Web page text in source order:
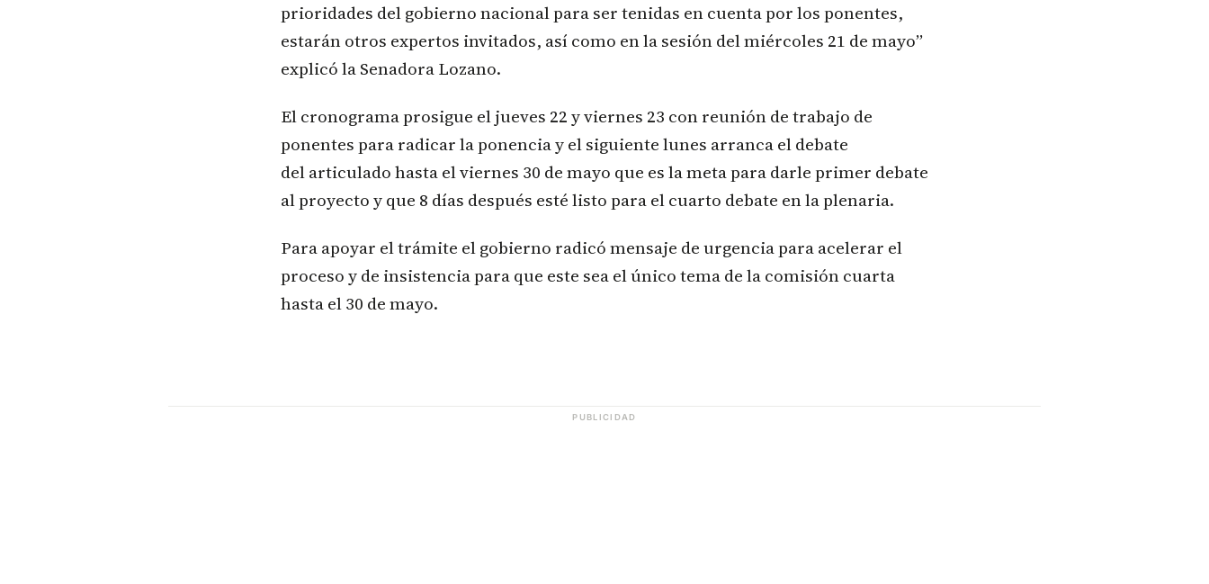
prioridades del gobierno nacional para ser tenidas en cuenta por los ponentes,
estarán otros expertos invitados, así como en la sesión del miércoles 21 de mayo”
explicó la Senadora Lozano.
El cronograma prosigue el jueves 22 y viernes 23 con reunión de trabajo de
ponentes para radicar la ponencia y el siguiente lunes arranca el debate
del articulado hasta el viernes 30 de mayo que es la meta para darle primer debate
al proyecto y que 8 días después esté listo para el cuarto debate en la plenaria.
Para apoyar el trámite el gobierno radicó mensaje de urgencia para acelerar el
proceso y de insistencia para que este sea el único tema de la comisión cuarta
hasta el 30 de mayo.
PUBLICIDAD